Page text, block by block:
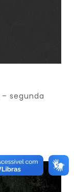
segunda